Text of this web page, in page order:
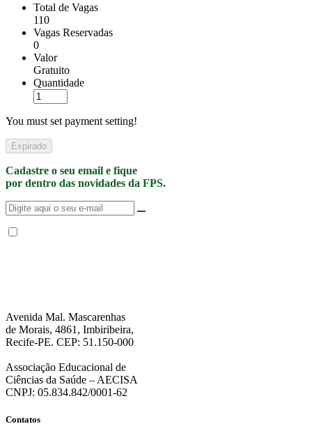
Total de Vagas
110
Vagas Reservadas
0
Valor
Gratuito
Quantidade
You must set payment setting!
Expirado
Cadastre o seu email e fique
por dentro das novidades da FPS.
Avenida Mal. Mascarenhas
de Morais, 4861, Imbiribeira,
Recife-PE. CEP: 51.150-000
Associação Educacional de
Ciências da Saúde – AECISA
CNPJ: 05.834.842/0001-62
Contatos